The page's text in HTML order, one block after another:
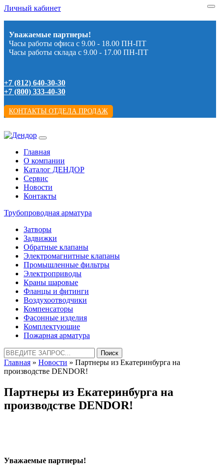
Личный кабинет
Уважаемые партнеры!
Часы работы офиса с 9.00 - 18.00 ПН-ПТ
Часы работы склада с 9.00 - 17.00 ПН-ПТ
+7 (812) 640-30-30
+7 (800) 333-40-30
КОНТАКТЫ ОТДЕЛА ПРОДАЖ
Главная
О компании
Каталог ДЕНДОР
Сервис
Новости
Контакты
Трубопроводная арматура
Затворы
Задвижки
Обратные клапаны
Электромагнитные клапаны
Промышленные фильтры
Электроприводы
Краны шаровые
Фланцы и фитинги
Воздухоотводчики
Компенсаторы
Фасонные изделия
Комплектующие
Пожарная арматура
Найти:
Главная » Новости » Партнеры из Екатеринбурга на
производстве DENDOR!
Партнеры из Екатеринбурга на
производстве DENDOR!
Уважаемые партнеры!